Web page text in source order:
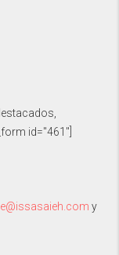
id="461"]
y